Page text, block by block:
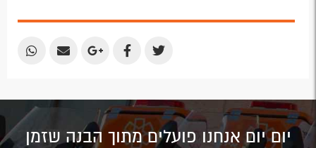
Share
Share
Share
Share
Share
יום יום אנחנו פועלים מתוך הבנה שזמן